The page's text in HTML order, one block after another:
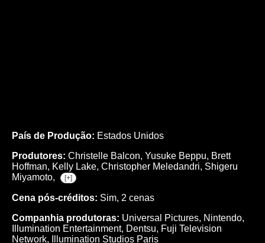
País de Produção: Estados Unidos
Produtores: Christelle Balcon, Yusuke Beppu, Brett
Hoffman, Kelly Lake, Christopher Meledandri, Shigeru
Miyamoto,
[+]
Cena pós-créditos: Sim, 2 cenas
Companhia produtoras: Universal Pictures, Nintendo,
Illumination Entertainment, Dentsu, Fuji Television
Network, Illumination Studios Paris